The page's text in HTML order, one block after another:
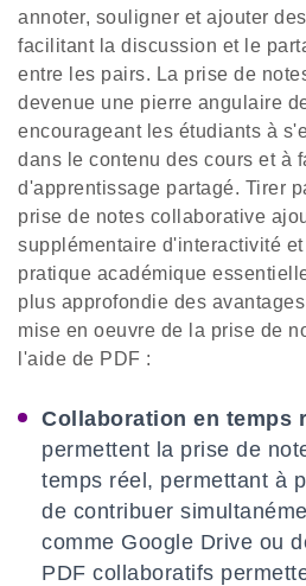
annoter, souligner et ajouter
facilitant la discussion et le
entre les pairs. La prise de
devenue une pierre angulaire
encourageant les étudiants à
dans le contenu des cours et à
d'apprentissage partagé. Tirer
prise de notes collaborative
supplémentaire d'interactivité
pratique académique
plus approfondie des
mise en oeuvre de la prise de
l'aide de PDF :
Collaboration en temps
permettent la prise de
temps réel, permettant à
de contribuer
comme Google Drive ou
PDF collaboratifs